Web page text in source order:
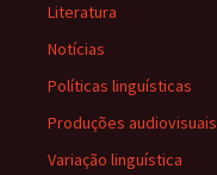
Literatura
Notícias
Políticas linguísticas
Produções audiovisuais
Variação linguística